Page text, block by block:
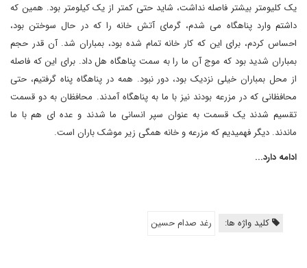
یک کلیومتر بیشتر فاصله نداشت، شاید حتی کمتر از یک کیلومتر بود. همین که
داشتم وارد پناهگاه می شدم، گرمای آتش خانه را که در حال سوختن بود،
احساس کردم، برای این که کار خانه تمام شده بود، بمباران شد. آن قدر حجم
بمباران شدید بود که موج آن ما را به سمت پناهگاه هل داد. برای این که فاصله
از محل بمباران خیلی نزدیک بود، دور نبود. همه در پناهگاه پناه گرفتیم، حتی
محافظانی که در مزرعه بودند نیز با ما به پناهگاه آمدند. محافظان به دو قسمت
تقسیم شدند یک قسمت به عنوان سپر انسانی ما شدند و عده ای هم با ما
ماندند. دیگر فهمیدیم که مزرعه و خانه همگی زیر موشک باران است.
ادامه دارد...
کلید واژه ها: رغد صدام حسین